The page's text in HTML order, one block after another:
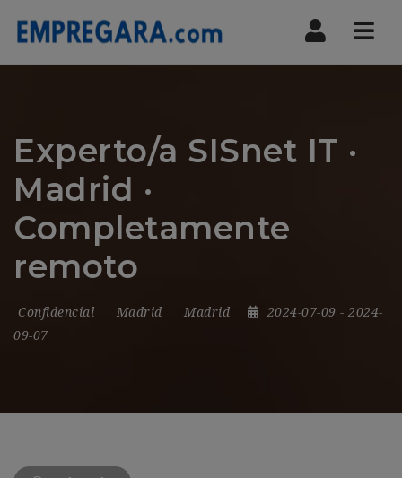
Experto/a SISnet IT ·
Madrid ·
Completamente
remoto
Confidencial Madrid Madrid 2024-07-09 - 2024-
09-07